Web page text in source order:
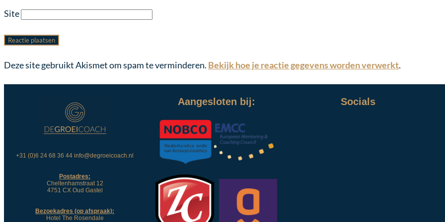
Site
Deze site gebruikt Akismet om spam te verminderen. Bekijk hoe je reactie gegevens worden verwerkt.
+31 (0)6 24 68 36 44 info@degroeicoach.nl
Postadres:
Cheltenhamstraat 12
4751 CX Oud Gastel
Bezoekadres (op afspraak):
Hotel The Rosendale
Aangesloten bij: Socials